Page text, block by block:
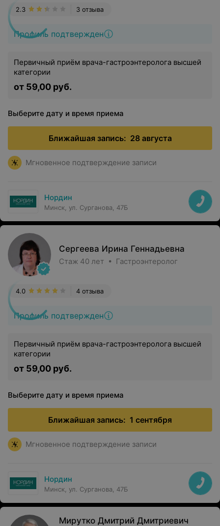
Профиль подтвержден
3 отзыва
2.3
Первичный приём врача-гастроэнтеролога высшей
категории
от 59,00 руб.
Выберите дату и время приема
Ближайшая запись: 28 августа
Мгновенное подтверждение записи
Нордин
Минск, ул. Сурганова, 47Б
Сергеева Ирина Геннадьевна
Стаж 40 лет • Гастроэнтеролог
Профиль подтвержден
4 отзыва
4.0
Первичный приём врача-гастроэнтеролога высшей
категории
от 59,00 руб.
Выберите дату и время приема
Ближайшая запись: 1 сентября
Мгновенное подтверждение записи
Нордин
Минск, ул. Сурганова, 47Б
Мирутко Дмитрий Дмитриевич